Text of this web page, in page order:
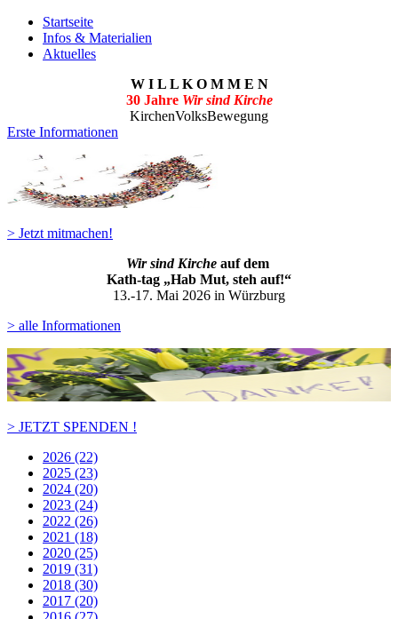
Startseite
Infos & Materialien
Aktuelles
W I L L K O M M E N
30 Jahre Wir sind Kirche
KirchenVolksBewegung
Erste Informationen
> Jetzt mitmachen!
Wir sind Kirche auf dem
Kath-tag „Hab Mut, steh auf!“
13.-17. Mai 2026 in Würzburg
> alle Informationen
> JETZT SPENDEN !
2026 (22)
2025 (23)
2024 (20)
2023 (24)
2022 (26)
2021 (18)
2020 (25)
2019 (31)
2018 (30)
2017 (20)